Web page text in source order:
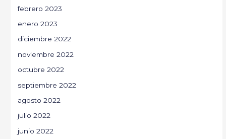
febrero 2023
enero 2023
diciembre 2022
noviembre 2022
octubre 2022
septiembre 2022
agosto 2022
julio 2022
junio 2022